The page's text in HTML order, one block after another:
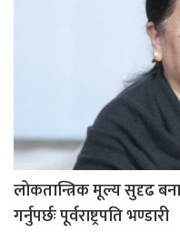
लोकतान्त्रिक मूल्य सुदृढ
गर्नुपर्छः पूर्वराष्ट्रपति भण्डारी